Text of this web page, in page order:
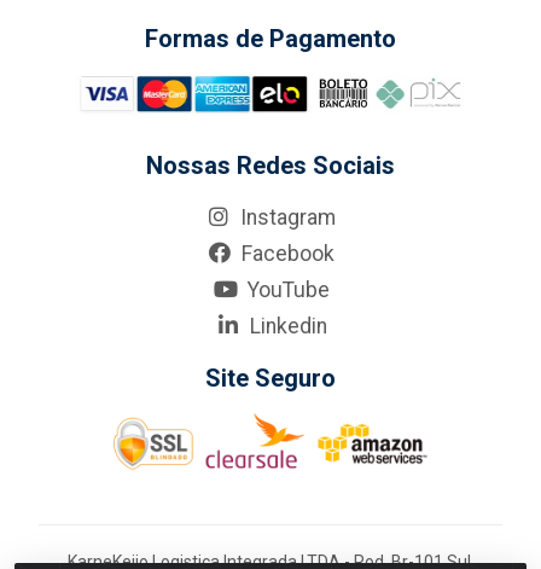
Formas de Pagamento
Nossas Redes Sociais
Instagram
Facebook
YouTube
Linkedin
Site Seguro
KarneKeijo Logistica Integrada LTDA - Rod. Br-101 Sul,